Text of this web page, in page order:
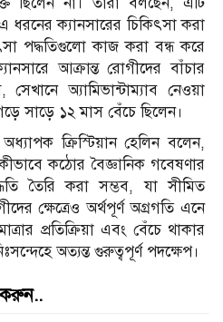
ধরনের ক্যানসারের চিকিৎসা করা
পদ্ধতিগুলো কাজ করা বন্ধ করে
আক্রান্ত রোগীদের বাঁচার
অ্যামিভান্টাম্যাব নেওয়া
সাড়ে ১২ মাস বেঁচে ছিলেন।
ক্রিস্টিয়ান হেলিন বলেন,
কঠোর বৈজ্ঞানিক গবেষণার
তৈরি করা সম্ভব, যা সীমিত
ক্ষেত্রেও অর্থপূর্ণ অগ্রগতি এনে
প্রতিক্রিয়া এবং বেঁচে থাকার
অত্যন্ত গুরুত্বপূর্ণ পদক্ষেপ।
করুন..